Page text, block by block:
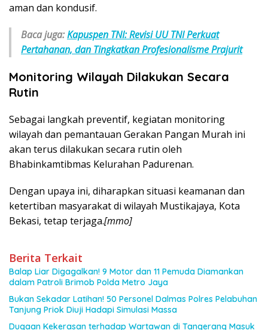
aman dan kondusif.
Baca juga:Kapuspen TNI: Revisi UU TNI Perkuat
Pertahanan, dan Tingkatkan Profesionalisme Prajurit
Monitoring Wilayah Dilakukan Secara
Rutin
Sebagai langkah preventif, kegiatan monitoring
wilayah dan pemantauan Gerakan Pangan Murah ini
akan terus dilakukan secara rutin oleh
Bhabinkamtibmas Kelurahan Padurenan.
Dengan upaya ini, diharapkan situasi keamanan dan
ketertiban masyarakat di wilayah Mustikajaya, Kota
Bekasi, tetap terjaga.[mmo]
Berita Terkait
Balap Liar Digagalkan! 9 Motor dan 11 Pemuda Diamankan
dalam Patroli Brimob Polda Metro Jaya
Bukan Sekadar Latihan! 50 Personel Dalmas Polres Pelabuhan
Tanjung Priok Diuji Hadapi Simulasi Massa
Dugaan Kekerasan terhadap Wartawan di Tangerang Masuk